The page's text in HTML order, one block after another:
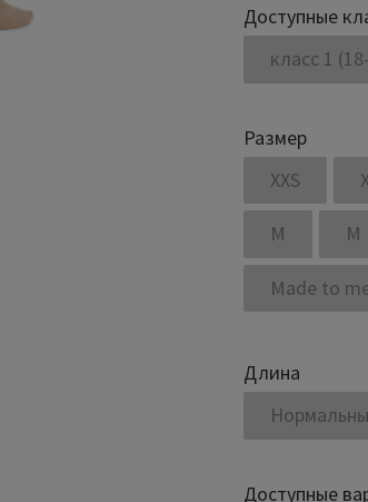
Доступные
класс 1
Размер
XXS
M M
Made to
Длина
Доступные